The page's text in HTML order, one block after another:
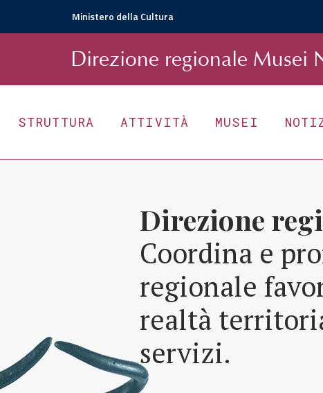
Ministero della Cultura
Direzione regionale Musei
STRUTTURA ATTIVITÀ MUSEI
Direzione
Coordina e
regionale
realtà
servizi.